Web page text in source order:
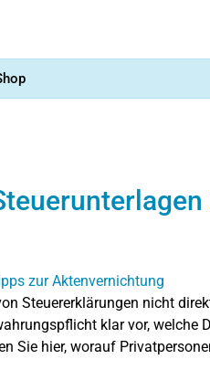
Steuererklärungen nicht
klar vor, welche
Sie hier, worauf